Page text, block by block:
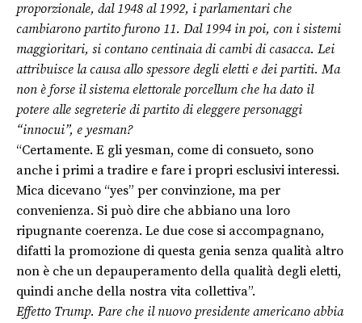
proporzionale, dal 1948 al 1992, i parlamentari che
cambiarono partito furono 11. Dal 1994 in poi, con i sistemi
maggioritari, si contano centinaia di cambi di casacca. Lei
attribuisce la causa allo spessore degli eletti e dei partiti. Ma
non è forse il sistema elettorale porcellum che ha dato il
potere alle segreterie di partito di eleggere personaggi
“innocui”, e yesman?
“Certamente. E gli yesman, come di consueto, sono
anche i primi a tradire e fare i propri esclusivi interessi.
Mica dicevano “yes” per convinzione, ma per
convenienza. Si può dire che abbiano una loro
ripugnante coerenza. Le due cose si accompagnano,
difatti la promozione di questa genia senza qualità altro
non è che un depauperamento della qualità degli eletti,
quindi anche della nostra vita collettiva”.
Effetto Trump. Pare che il nuovo presidente americano abbia